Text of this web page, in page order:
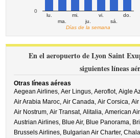
lu.
ma.
mi.
ju.
vi.
sá.
do.
0
Días de la semana
En el aeropuerto de Lyon Saint
siguientes líneas
Otras líneas aéreas
Aegean Airlines,Aer Lingus,Aeroflot,Aigle
Air Arabia Maroc,Air Canada,Air Corsica,
Air Nostrum,Air Transat,Alitalia,American
Austrian Airlines, Blue Air, Blue Panorama,
Brussels Airlines, Bulgarian Air Charter,